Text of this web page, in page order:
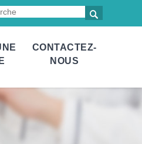

CONTACTEZ-
NOUS